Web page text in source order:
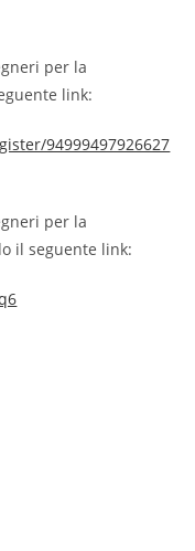
per la
link:
94999497926627
per la
il seguente link: